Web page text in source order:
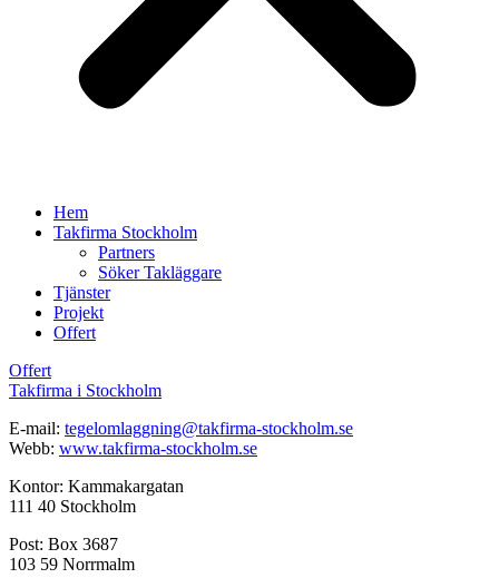
Hem
Takfirma Stockholm
Partners
Söker Takläggare
Tjänster
Projekt
Offert
Offert
Takfirma i Stockholm
E-mail: tegelomlaggning@takfirma-stockholm.se
Webb: www.takfirma-stockholm.se
Kontor: Kammakargatan
111 40 Stockholm
Post: Box 3687
103 59 Norrmalm